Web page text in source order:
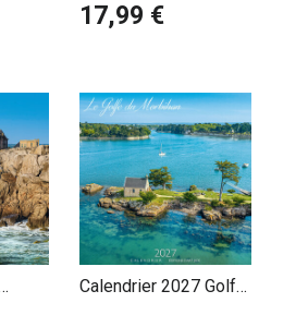
Londres
17,99 €
Calendrier 2027 Golfe